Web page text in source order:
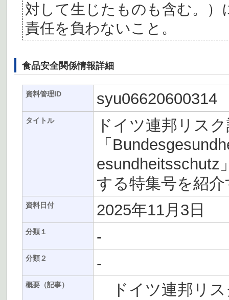
対して生じたものも含む。
責任を負わないこと。
食品安全関係情報詳細
資料管理ID syu06620600314
タイトル
ドイツ連邦リス
「
esundheitsschutz
する特集号を紹
資料日付 2025年11月3日
分類１ -
分類２ -
概要（記事）
ドイツ連邦リス